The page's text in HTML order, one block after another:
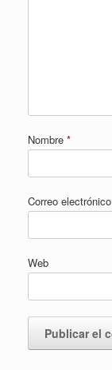
Nombre *
Correo electrónico
Web